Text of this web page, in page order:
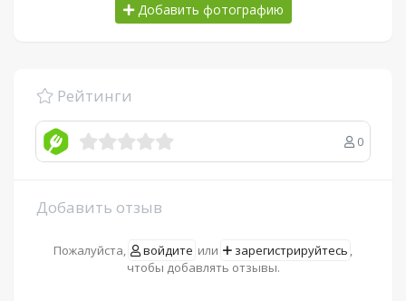
Добавить фотографию
Рейтинги
0
Добавить отзыв
Пожалуйста, войдите или зарегистрируйтесь ,
чтобы добавлять отзывы.